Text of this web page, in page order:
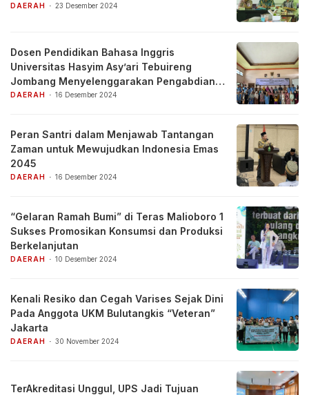
DAERAH 23 Desember 2024
Dosen Pendidikan Bahasa Inggris
Universitas Hasyim Asy’ari Tebuireng
Jombang Menyelenggarakan Pengabdian
Kepada Masyarakat
DAERAH 16 Desember 2024
Peran Santri dalam Menjawab Tantangan
Zaman untuk Mewujudkan Indonesia Emas
2045
DAERAH 16 Desember 2024
“Gelaran Ramah Bumi” di Teras Malioboro 1
Sukses Promosikan Konsumsi dan Produksi
Berkelanjutan
DAERAH 10 Desember 2024
Kenali Resiko dan Cegah Varises Sejak Dini
Pada Anggota UKM Bulutangkis “Veteran”
Jakarta
DAERAH 30 November 2024
TerAkreditasi Unggul, UPS Jadi Tujuan